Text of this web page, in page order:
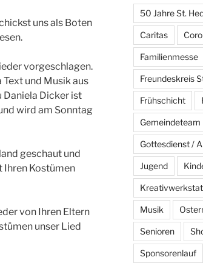
uns als Boten
vorgeschlagen.
Text und Musik aus
Daniela Dicker ist
wird am Sonntag
geschaut und
Ihren Kostümen
von Ihren Eltern
unser Lied
50 Jahre St.
Caritas
Familienmesse
Freundeskreis
Frühschicht
Gemeindeteam
Gottesdienst /
Jugend
Musik
Senioren
Sponsorenlauf